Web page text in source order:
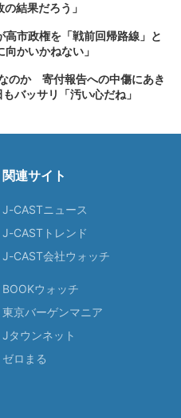
結果だろう」
市政権を「戦前回帰路線」と
かいかねない」
のか 寄付報告への中傷にあき
バッサリ「汚い心だね」
関連サイト
J-CASTニュース
J-CASTトレンド
J-CAST会社ウォッチ
BOOKウォッチ
東京バーゲンマニア
Jタウンネット
ゼロまる